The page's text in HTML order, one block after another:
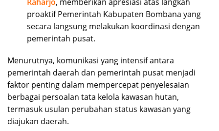
proaktif Pemerintah Kabupaten Bombana yang
secara langsung melakukan koordinasi dengan
pemerintah pusat.
Menurutnya, komunikasi yang intensif antara
pemerintah daerah dan pemerintah pusat menjadi
faktor penting dalam mempercepat penyelesaian
berbagai persoalan tata kelola kawasan hutan,
termasuk usulan perubahan status kawasan yang
diajukan daerah.